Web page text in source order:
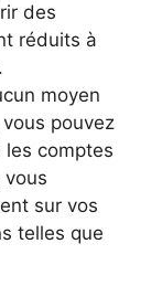
des
réduits à
moyen
pouvez
comptes
vous
sur vos
telles que